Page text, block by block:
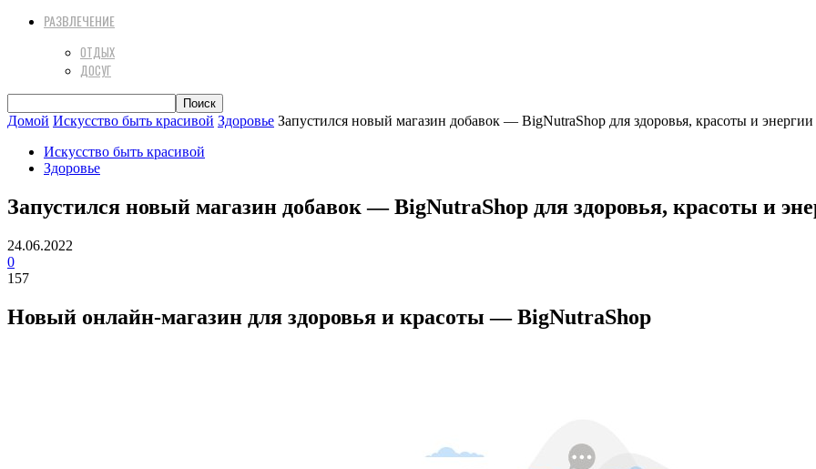
РАЗВЛЕЧЕНИЕ
ОТДЫХ
ДОСУГ
Домой Искусство быть красивой Здоровье Запустился новый магазин добавок — BigNutraShop для здоровья, красоты и энергии
Искусство быть красивой
Здоровье
Запустился новый магазин добавок — BigNutraShop для здоровья, красоты и
24.06.2022
0
157
Новый онлайн-магазин для здоровья и красоты —BigNutraShop